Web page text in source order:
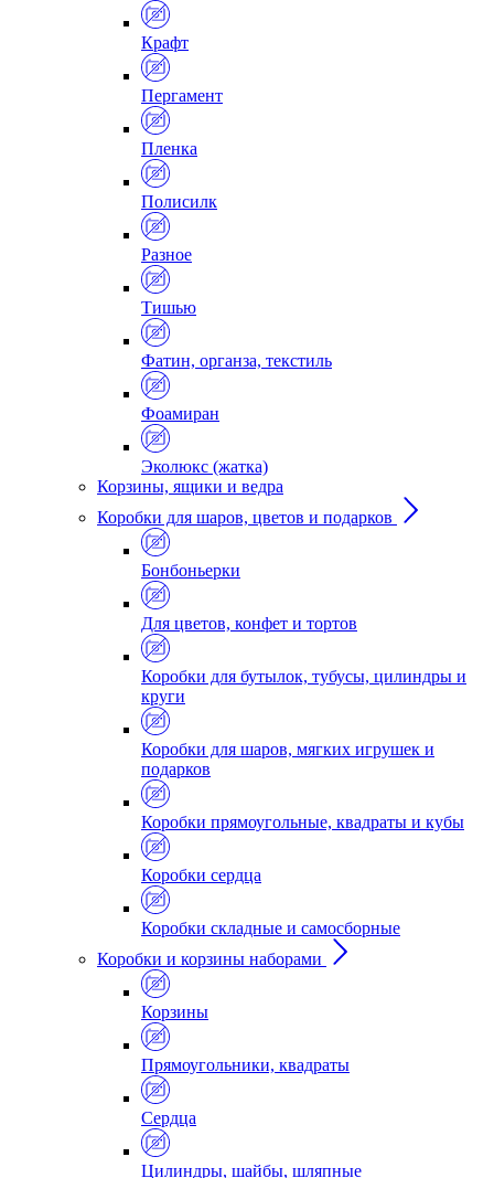
Крафт
Пергамент
Пленка
Полисилк
Разное
Тишью
Фатин, органза, текстиль
Фоамиран
Эколюкс (жатка)
Корзины, ящики и ведра
Коробки для шаров, цветов и подарков
Бонбоньерки
Для цветов, конфет и тортов
Коробки для бутылок, тубусы, цилиндры и
круги
Коробки для шаров, мягких игрушек и
подарков
Коробки прямоугольные, квадраты и кубы
Коробки сердца
Коробки складные и самосборные
Коробки и корзины наборами
Корзины
Прямоугольники, квадраты
Сердца
Цилиндры, шайбы, шляпные